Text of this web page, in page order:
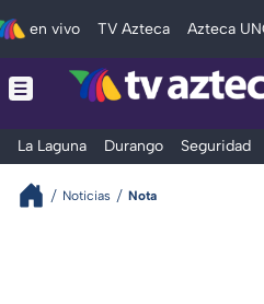
en vivo TV Azteca Azteca
La Laguna Durango Seguridad
Noticias Nota